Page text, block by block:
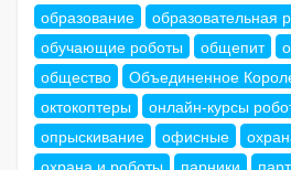
образование
образовательная
обучающие роботы
общепит
общество
Объединенное
октокоптеры
онлайн-курсы
опрыскивание
офисные